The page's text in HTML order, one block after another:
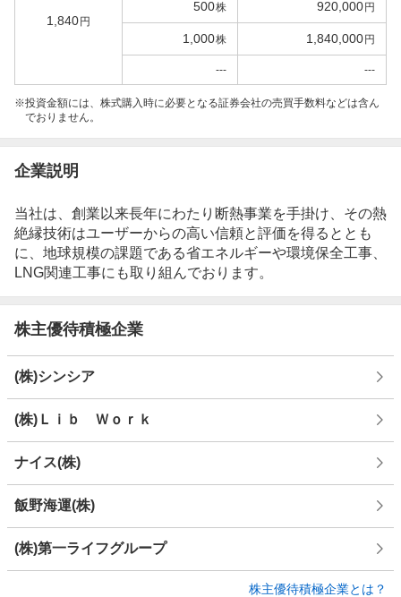
1,840円
500株 920,000円
1,000株 1,840,000円
--- ---
投資金額には、株式購入時に必要となる証券会社の売買手数料などは含ん
でおりません。
企業説明
当社は、創業以来長年にわたり断熱事業を手掛け、その熱
絶縁技術はユーザーからの高い信頼と評価を得るととも
に、地球規模の課題である省エネルギーや環境保全工事、
LNG関連工事にも取り組んでおります。
株主優待積極企業
(株)シンシア
(株)Ｌｉｂ Ｗｏｒｋ
ナイス(株)
飯野海運(株)
(株)第一ライフグループ
株主優待積極企業とは？